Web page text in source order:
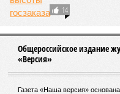
14
Общероссийское издание
«Версия»
Газета «Наша версия»